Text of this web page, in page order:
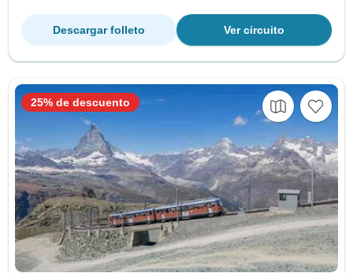
Ver circuito
Descargar folleto
25% de descuento